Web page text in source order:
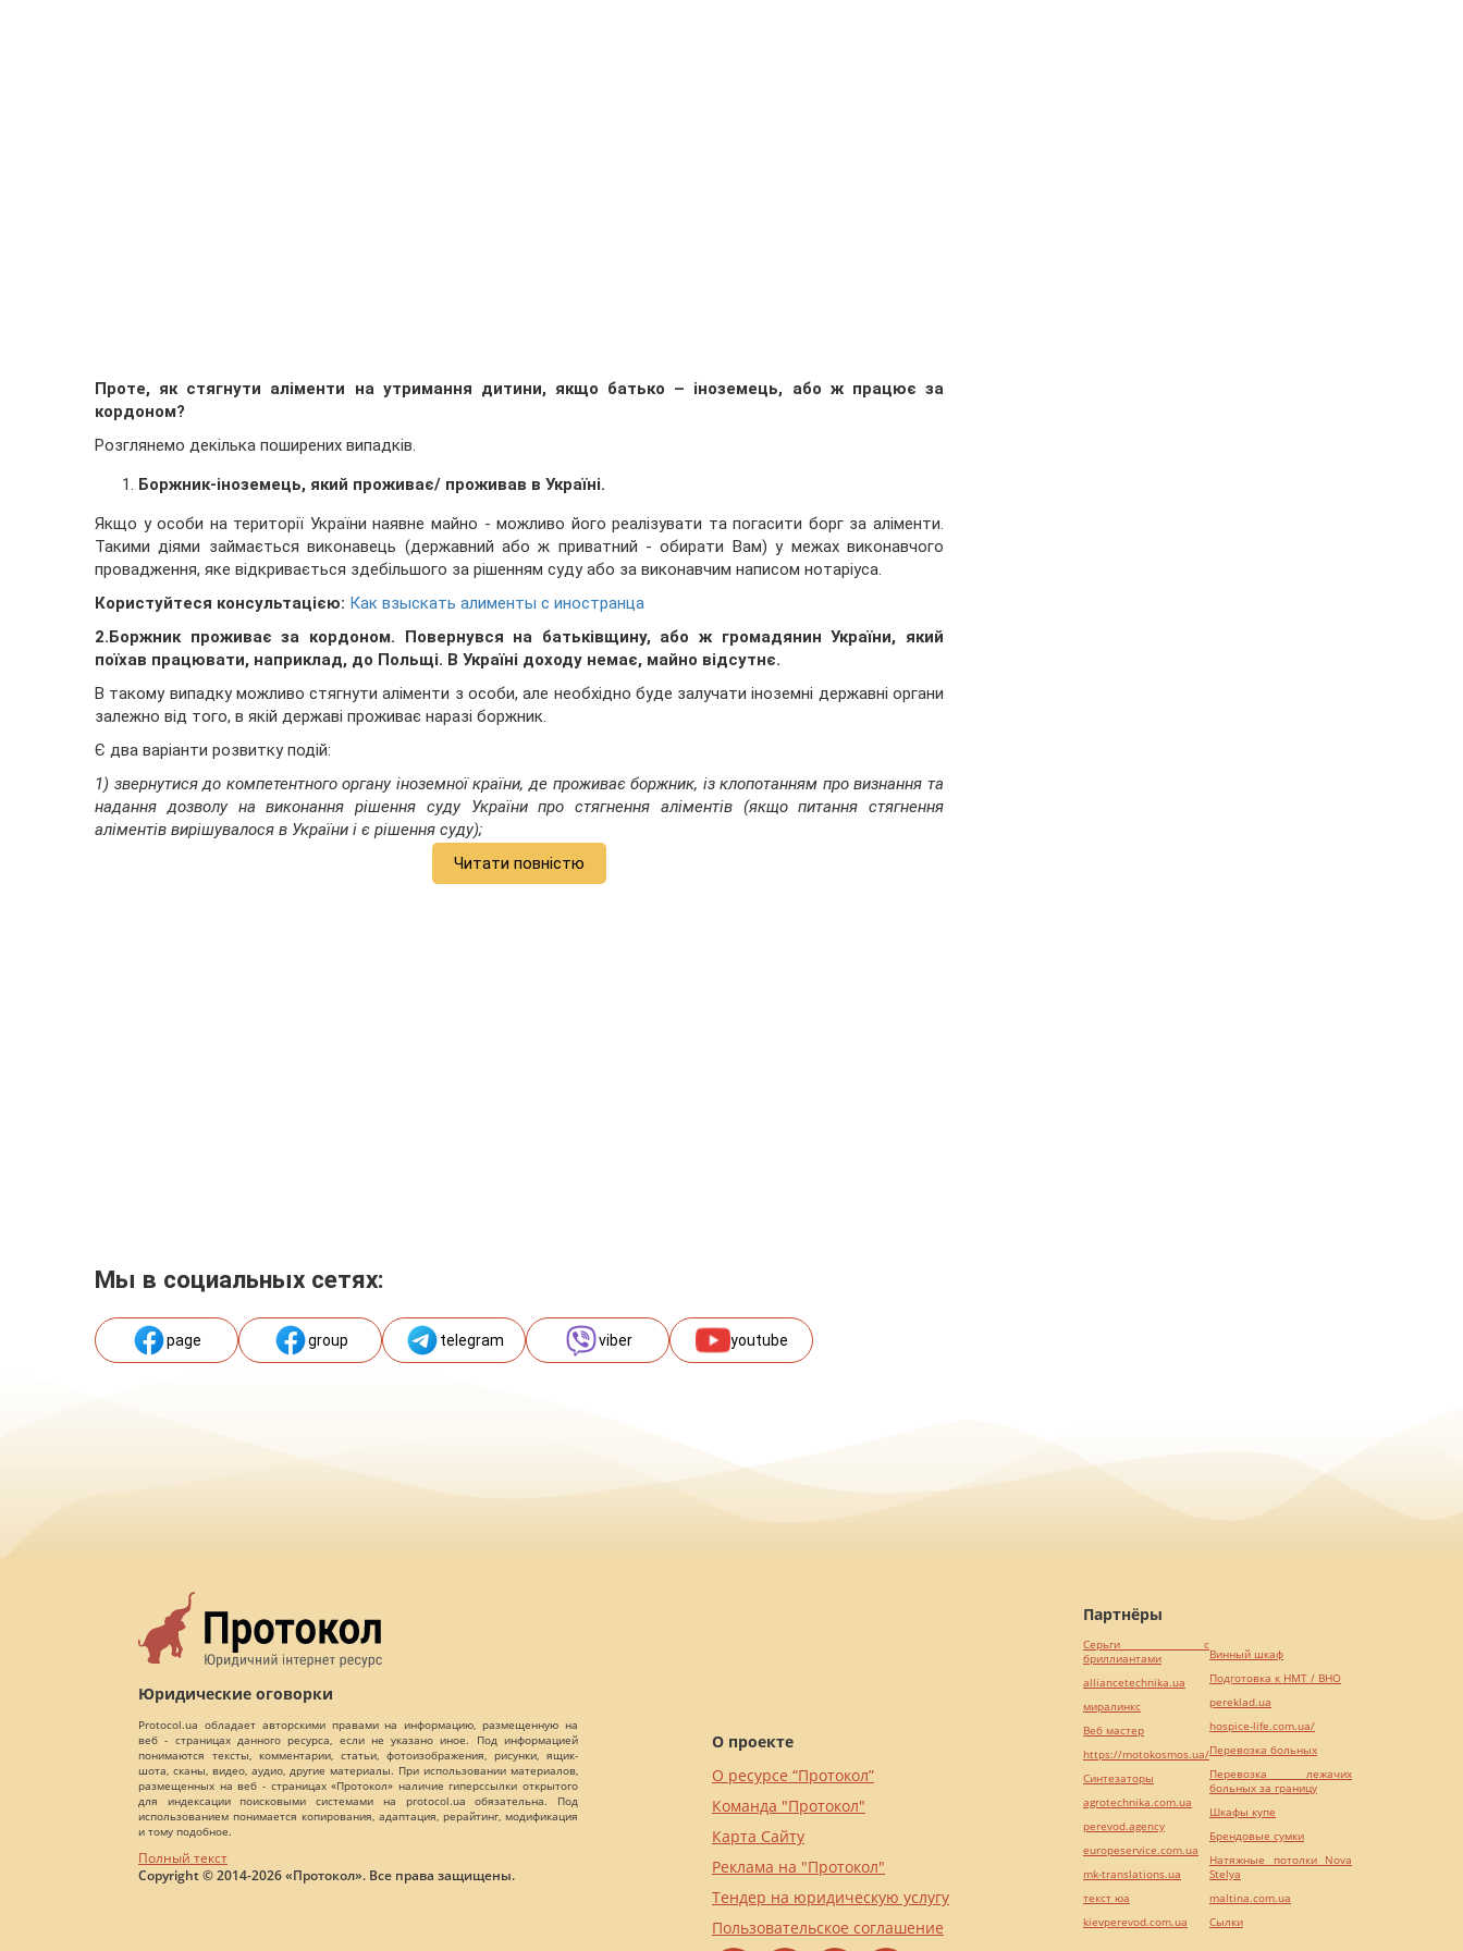
Проте, як стягнути аліменти на утримання дитини, якщо батько – іноземець, або ж працює за
кордоном?
Розглянемо декілька поширених випадків.
Боржник-іноземець, який проживає/ проживав в Україні.
Якщо у особи на території України наявне майно - можливо його реалізувати та погасити борг за аліменти.
Такими діями займається виконавець (державний або ж приватний - обирати Вам) у межах виконавчого
провадження, яке відкривається здебільшого за рішенням суду або за виконавчим написом нотаріуса.
Користуйтеся консультацією: Как взыскать алименты с иностранца
2.Боржник проживає за кордоном. Повернувся на батьківщину, або ж громадянин України, який
поїхав працювати, наприклад, до Польщі. В Україні доходу немає, майно відсутнє.
В такому випадку можливо стягнути аліменти з особи, але необхідно буде залучати іноземні державні органи
залежно від того, в якій державі проживає наразі боржник.
Є два варіанти розвитку подій:
1) звернутися до компетентного органу іноземної країни, де проживає боржник, із клопотанням про визнання та
надання дозволу на виконання рішення суду України про стягнення аліментів (якщо питання стягнення
аліментів вирішувалося в України і є рішення суду);
Читати повністю
Мы в социальных сетях:
page group telegram viber youtube
Юридические оговорки
Protocol.ua обладает авторскими правами на информацию, размещенную на
веб - страницах данного ресурса, если не указано иное. Под информацией
понимаются тексты, комментарии, статьи, фотоизображения, рисунки, ящик-
шота, сканы, видео, аудио, другие материалы. При использовании материалов,
размещенных на веб - страницах «Протокол» наличие гиперссылки открытого
для индексации поисковыми системами на protocol.ua обязательна. Под
использованием понимается копирования, адаптация, рерайтинг, модификация
и тому подобное.
Полный текст
Copyright © 2014-2026 «Протокол». Все права защищены.
О проекте
О ресурсе “Протокол”
Команда "Протокол"
Карта Сайту
Реклама на "Протокол"
Тендер на юридическую услугу
Пользовательское соглашение
Партнёры
Серьги с
бриллиантами
alliancetechnika.ua
миралинкс
Веб мастер
https://motokosmos.ua/
Синтезаторы
agrotechnika.com.ua
perevod.agency
europeservice.com.ua
mk-translations.ua
текст юа
kievperevod.com.ua
Винный шкаф
Подготовка к НМТ / ВНО
pereklad.ua
hospice-life.com.ua/
Перевозка больных
Перевозка лежачих
больных за границу
Шкафы купе
Брендовые сумки
Натяжные потолки Nova
Stelya
maltina.com.ua
Cылки